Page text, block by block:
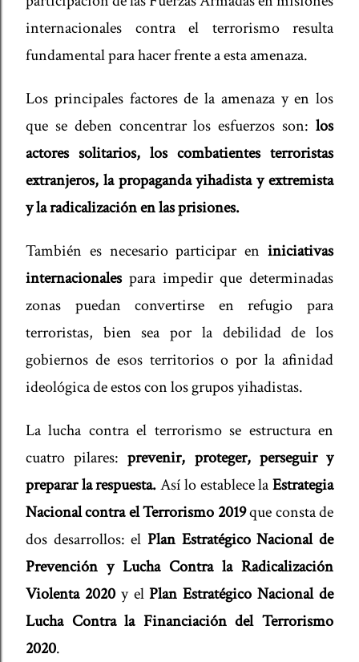
internacionales contra el terrorismo resulta
fundamental para hacer frente a esta amenaza.
Los principales factores de la amenaza y en los
que se deben concentrar los esfuerzos son: los
actores solitarios, los combatientes terroristas
extranjeros, la propaganda yihadista y extremista
y la radicalización en las prisiones.
También es necesario participar en iniciativas
internacionalespara impedir que determinadas
zonas puedan convertirse en refugio para
terroristas, bien sea por la debilidad de los
gobiernos de esos territorios o por la afinidad
ideológica de estos con los grupos yihadistas.
La lucha contra el terrorismo se estructura en
cuatro pilares:prevenir, proteger, perseguir y
preparar la respuesta.Así lo establece laEstrategia
Nacional contra el Terrorismo 2019que consta de
dos desarrollos: el Plan Estratégico Nacional de
Prevención y Lucha Contra la Radicalización
Violenta 2020 y elPlan Estratégico Nacional de
Lucha Contra la Financiación del Terrorismo
2020.